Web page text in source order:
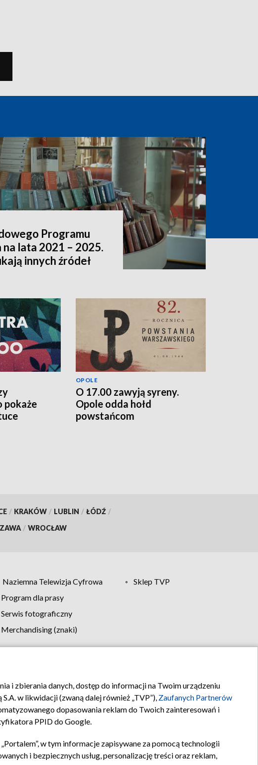
Programu
lata 2021 – 2025.
innych źródeł
pokaże
OPOLE
O 17.00 zawyją syreny.
Opole odda hołd
powstańcom
/ KRAKÓW / LUBLIN / ŁÓDŹ /
/ WROCŁAW
Naziemna Telewizja Cyfrowa
Sklep TVP
Program dla prasy
Serwis fotograficzny
Merchandising (znaki)
Biuro reklamy Kontakt
i zbierania danych, dostęp do informacji na Twoim urządzeniu
w likwidacji (zwaną dalej również „TVP”), Zaufanych Partnerów
dopasowania reklam do Twoich zainteresowań i
PPID do Google.
w tym informacje zapisywane za pomocą technologii
i bezpiecznych usług, personalizację treści oraz reklam,